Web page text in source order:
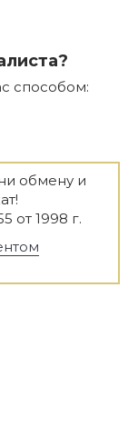
способом:
обмену и
от 1998 г.